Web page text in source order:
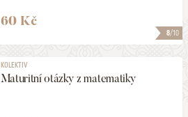
8/10
60 Kč
KOLEKTIV
Maturitní otázky z matematiky